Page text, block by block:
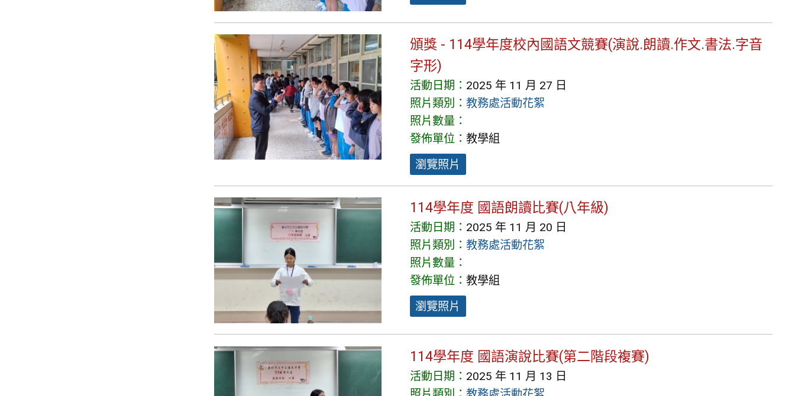
頒獎 - 114學年度校內國語文競賽(演說.朗讀.作文.書法.字音
字形)
活動日期： 2025 年 11 月 27 日
照片類別： 教務處活動花絮
照片數量：
發佈單位： 教學組
瀏覽照片
114學年度 國語朗讀比賽(八年級)
活動日期： 2025 年 11 月 20 日
照片類別： 教務處活動花絮
照片數量：
發佈單位： 教學組
瀏覽照片
114學年度 國語演說比賽(第二階段複賽)
活動日期： 2025 年 11 月 13 日